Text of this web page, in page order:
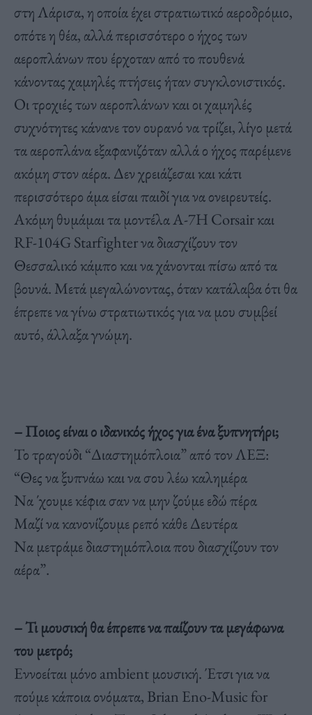
στη Λάρισα, η οποία έχει στρατιωτικό αεροδρόμιο,
οπότε η θέα, αλλά περισσότερο ο ήχος των
αεροπλάνων που έρχοταν από το πουθενά
κάνοντας χαμηλές πτήσεις ήταν συγκλονιστικός.
Οι τροχιές των αεροπλάνων και οι χαμηλές
συχνότητες κάνανε τον ουρανό να τρίζει, λίγο μετά
τα αεροπλάνα εξαφανιζόταν αλλά ο ήχος παρέμενε
ακόμη στον αέρα. Δεν χρειάζεσαι και κάτι
περισσότερο άμα είσαι παιδί για να ονειρευτείς.
Ακόμη θυμάμαι τα μοντέλα A-7H Corsair και
RF-104G Starfighter να διασχίζουν τον
Θεσσαλικό κάμπο και να χάνονται πίσω από τα
βουνά. Μετά μεγαλώνοντας, όταν κατάλαβα ότι θα
έπρεπε να γίνω στρατιωτικός για να μου συμβεί
αυτό, άλλαξα γνώμη.
– Ποιος είναι ο ιδανικός ήχος για ένα ξυπνητήρι;
Το τραγούδι “Διαστημόπλοια” από τον ΛΕΞ:
“Θες να ξυπνάω και να σου λέω καλημέρα
Να ΄χουμε κέφια σαν να μην ζούμε εδώ πέρα
Μαζί να κανονίζουμε ρεπό κάθε Δευτέρα
Να μετράμε διαστημόπλοια που διασχίζουν τον
αέρα”.
– Τι μουσική θα έπρεπε να παίζουν τα μεγάφωνα
του μετρό;
Εννοείται μόνο ambient μουσική. Έτσι για να
πούμε κάποια ονόματα, Brian Eno-Music for